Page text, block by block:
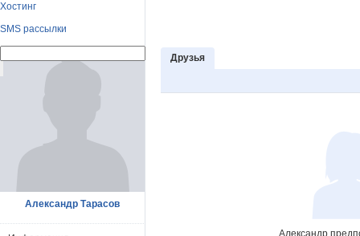
Хостинг
SMS рассылки
Друзья
Александр
Александр Тарасов